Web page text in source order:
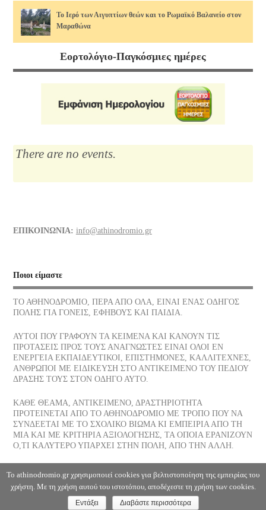
Το Ιερό των Αιγυπτίων θεών και το Ρωμαϊκό Βαλανείο στον
Μαραθώνα
17/07/2026
Διάφορα τρόφιμα και οι θερμίδες τους, άρθρο 2ο. Πώς να τις
κάψουμε!
Μαρία Κάλλας, η αιώνια: οι ωραιότερες άριες
07/07/2026
Οι νεώσοικοι του Πειραιά, ένα σοβαρό στήριγμα της αρχαίας
03/07/2026
Το παγωτό, η λιχουδιά του Καλοκαιριού ποια είναι η διατροφική
του αξία
Αφυδάτωση
29/06/2026
Η Θάλασσα, Κλωντ Ντεμπυσσύ
28/06/2026
Εορτολόγιο-Παγκόσμιες ημέρες
There are no events.
ΕΠΙΚΟΙΝΩΝΙΑ: info@athinodromio.gr
Ποιοι είμαστε
ΤΟ ΑΘΗΝΟΔΡΟΜΙΟ, ΠΕΡΑ ΑΠΟ ΟΛΑ, ΕΙΝΑΙ ΕΝΑΣ ΟΔΗΓΟΣ
ΠΟΛΗΣ ΓΙΑ ΓΟΝΕΙΣ, ΕΦΗΒΟΥΣ ΚΑΙ ΠΑΙΔΙΑ.
ΑΥΤΟΙ ΠΟΥ ΓΡΑΦΟΥΝ ΤΑ ΚΕΙΜΕΝΑ ΚΑΙ ΚΑΝΟΥΝ ΤΙΣ
ΠΡΟΤΑΣΕΙΣ ΠΡΟΣ ΤΟΥΣ ΑΝΑΓΝΩΣΤΕΣ ΕΙΝΑΙ ΟΛΟΙ ΕΝ
ΕΝΕΡΓΕΙΑ ΕΚΠΑΙΔΕΥΤΙΚΟΙ, ΕΠΙΣΤΗΜΟΝΕΣ, ΚΑΛΛΙΤΕΧΝΕΣ,
ΑΝΘΡΩΠΟΙ ΜΕ ΕΙΔΙΚΕΥΣΗ ΣΤΟ ΑΝΤΙΚΕΙΜΕΝΟ ΤΟΥ ΠΕΔΙΟΥ
ΔΡΑΣΗΣ ΤΟΥΣ ΣΤΟΝ ΟΔΗΓΟ ΑΥΤΟ.
ΚΑΘΕ ΘΕΑΜΑ, ΑΝΤΙΚΕΙΜΕΝΟ, ΔΡΑΣΤΗΡΙΟΤΗΤΑ
ΠΡΟΤΕΙΝΕΤΑΙ ΑΠΟ ΤΟ ΑΘΗΝΟΔΡΟΜΙΟ ΜΕ ΤΡΟΠΟ ΠΟΥ ΝΑ
ΣΥΝΔΕΕΤΑΙ ΜΕ ΤΟ ΣΧΟΛΙΚΟ ΒΙΩΜΑ ΚΙ ΕΜΠΕΙΡΙΑ ΑΠΟ ΤΗ
ΜΙΑ ΚΑΙ ΜΕ ΚΡΙΤΗΡΙΑ ΑΞΙΟΛΟΓΗΣΗΣ, ΤΑ ΟΠΟΙΑ ΕΡΑΝΙΖΟΥΝ
Ο,ΤΙ ΚΑΛΥΤΕΡΟ ΥΠΑΡΧΕΙ ΣΤΗΝ ΠΟΛΗ, ΑΠΟ ΤΗΝ ΑΛΛΗ.
Copyright ©2026. Αθηνοδρόμιο
Το athinodromio.gr χρησιμοποιεί cookies για βελτιστοποίηση της εμπειρίας του
χρήστη. Με τη χρήση αυτού του ιστοτόπου, αποδέχεστε τη χρήση των cookies.
Εντάξει Διαβάστε περισσότερα